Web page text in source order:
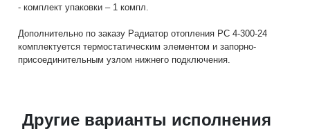
- комплект упаковки – 1 компл.
Дополнительно по заказу Радиатор отопления РС 4-300-24
комплектуется термостатическим элементом и запорно-
присоединительным узлом нижнего подключения.
Другие варианты исполнения